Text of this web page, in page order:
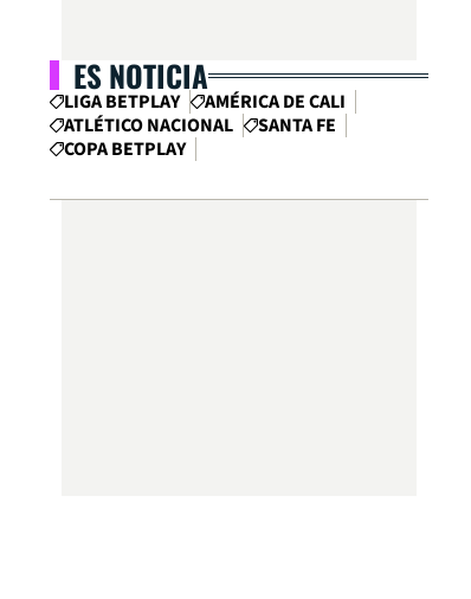
ES NOTICIA
LIGA BETPLAY
AMÉRICA DE CALI
ATLÉTICO NACIONAL
SANTA FE
COPA BETPLAY